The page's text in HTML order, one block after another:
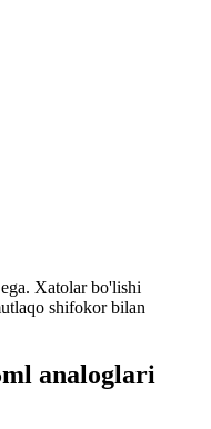
Xatolar bo'lishi
shifokor bilan
analoglari